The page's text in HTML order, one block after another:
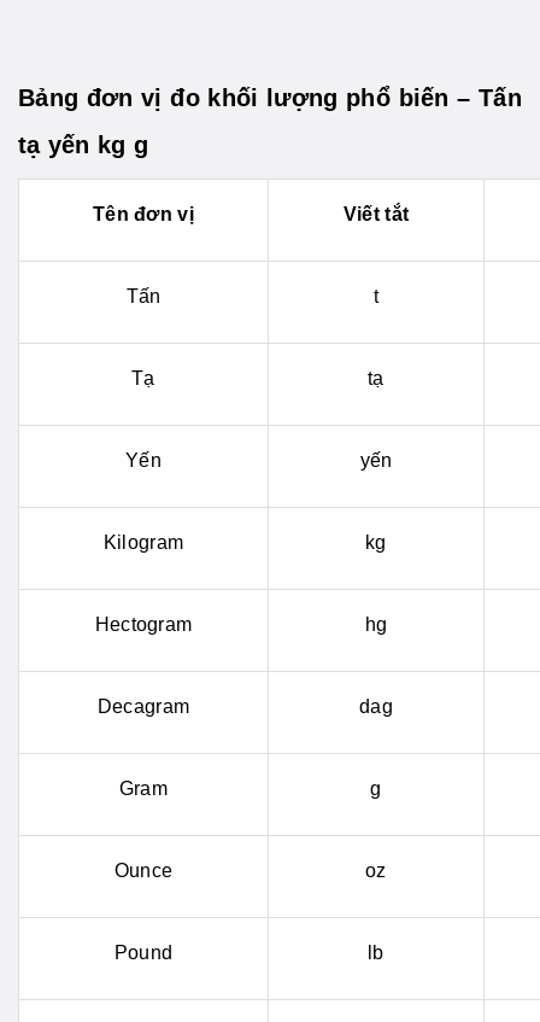
Bảng đơn vị đo khối lượng phổ biến – Tấn
tạ yến kg g
Tên đơn vị Viết tắt
Tấn t
Tạ tạ
Yến yến
Kilogram kg
Hectogram hg
Decagram dag
Gram g
Ounce oz
Pound lb